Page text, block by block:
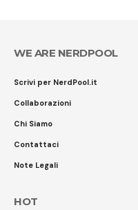
WE ARE NERDPOOL
Scrivi per NerdPool.it
Collaborazioni
Chi Siamo
Contattaci
Note Legali
HOT